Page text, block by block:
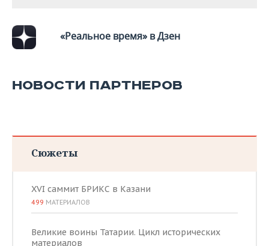
«Реальное время» в Дзен
НОВОСТИ ПАРТНЕРОВ
Сюжеты
XVI саммит БРИКС в Казани
499 МАТЕРИАЛОВ
Великие воины Татарии. Цикл исторических
материалов